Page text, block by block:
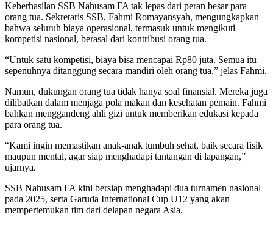
Keberhasilan SSB Nahusam FA tak lepas dari peran besar para
orang tua. Sekretaris SSB, Fahmi Romayansyah, mengungkapkan
bahwa seluruh biaya operasional, termasuk untuk mengikuti
kompetisi nasional, berasal dari kontribusi orang tua.
“Untuk satu kompetisi, biaya bisa mencapai Rp80 juta. Semua itu
sepenuhnya ditanggung secara mandiri oleh orang tua,” jelas Fahmi.
Namun, dukungan orang tua tidak hanya soal finansial. Mereka juga
dilibatkan dalam menjaga pola makan dan kesehatan pemain. Fahmi
bahkan menggandeng ahli gizi untuk memberikan edukasi kepada
para orang tua.
“Kami ingin memastikan anak-anak tumbuh sehat, baik secara fisik
maupun mental, agar siap menghadapi tantangan di lapangan,”
ujarnya.
SSB Nahusam FA kini bersiap menghadapi dua turnamen nasional
pada 2025, serta Garuda International Cup U12 yang akan
mempertemukan tim dari delapan negara Asia.